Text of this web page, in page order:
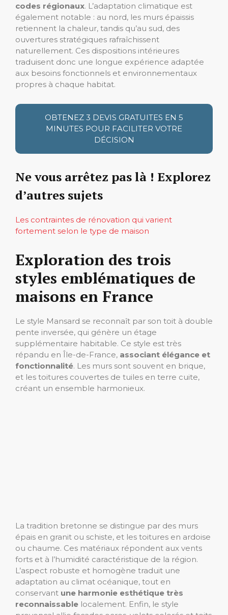
codes régionaux. L’adaptation climatique est
également notable : au nord, les murs épaissis
retiennent la chaleur, tandis qu’au sud, des
ouvertures stratégiques rafraîchissent
naturellement. Ces dispositions intérieures
traduisent donc une longue expérience adaptée
aux besoins fonctionnels et environnementaux
propres à chaque habitat.
OBTENEZ 3 DEVIS GRATUITES EN 5
MINUTES POUR FACILITER VOTRE
DÉCISION
Ne vous arrêtez pas là ! Explorez
d’autres sujets
Les contraintes de rénovation qui varient
fortement selon le type de maison
Exploration des trois
styles emblématiques de
maisons en France
Le style Mansard se reconnaît par son toit à double
pente inversée, qui génère un étage
supplémentaire habitable. Ce style est très
répandu en Île-de-France, associant élégance et
fonctionnalité. Les murs sont souvent en brique,
et les toitures couvertes de tuiles en terre cuite,
créant un ensemble harmonieux.
La tradition bretonne se distingue par des murs
épais en granit ou schiste, et les toitures en ardoise
ou chaume. Ces matériaux répondent aux vents
forts et à l’humidité caractéristique de la région.
L’aspect robuste et homogène traduit une
adaptation au climat océanique, tout en
conservant une harmonie esthétique très
reconnaissable localement. Enfin, le style